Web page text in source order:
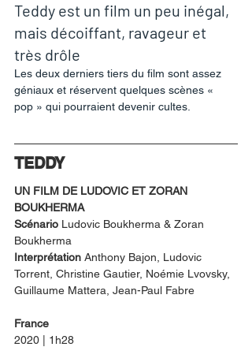
Teddy est un film un peu inégal,
mais décoiffant, ravageur et
très drôle
Les deux derniers tiers du film sont assez
géniaux et réservent quelques scènes «
pop » qui pourraient devenir cultes.
TEDDY
UN FILM DE LUDOVIC ET ZORAN
BOUKHERMA
Scénario Ludovic Boukherma & Zoran
Boukherma
Interprétation Anthony Bajon, Ludovic
Torrent, Christine Gautier, Noémie Lvovsky,
Guillaume Mattera, Jean-Paul Fabre
France
2020 | 1h28